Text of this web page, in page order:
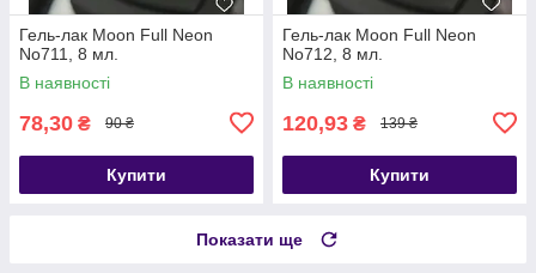
Гель-лак Moon Full Neon
No711, 8 мл.
В наявності
78,30 ₴ 90 ₴
Купити
Гель-лак Moon Full Neon
No712, 8 мл.
В наявності
120,93 ₴ 139 ₴
Купити
Показати ще